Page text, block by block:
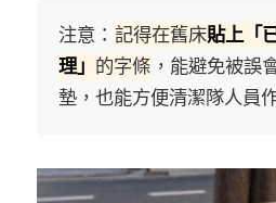
注意： 記得在舊床貼上「
理」
的字條 ，能避免被誤
墊，也能方便清潔隊人員